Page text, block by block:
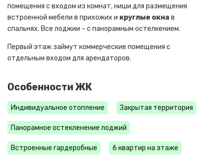
помещения с входом из комнат, ниши для размещения
встроенной мебели в прихожих и круглые окна в
спальнях. Все лоджии – с панорамным остелкением.
Первый этаж займут коммерческие помещения с
отдельным входом для арендаторов.
Особенности ЖК
Индивидуальное отопление Закрытая территория
Панорамное остекленение лоджий
Встроенные гардеробные 6 квартир на этаже